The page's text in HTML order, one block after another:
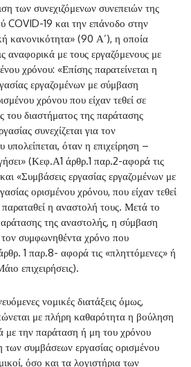
των συνεχιζόμενων συνεπειών της
COVID-19 και την επάνοδο στην
κανονικότητα» (90 Α’), η οποία
αναφορικά με τους εργαζόμενους με
χρόνου: «Επίσης παρατείνεται η
εργαζομένων με σύμβαση
χρόνου που είχαν τεθεί σε
διαστήματος της παράτασης
συνεχίζεται για τον
όταν η επιχείρηση –
(Κεφ.Α1 άρθρ.1 παρ.2-αφορά τις
και «Συμβάσεις εργασίας εργαζομένων με
ορισμένου χρόνου, που είχαν τεθεί
η αναστολή τους. Μετά το
της αναστολής, η σύμβαση
τον συμφωνηθέντα χρόνο που
1 παρ.8- αφορά τις «πληττόμενες» ή
επιχειρήσεις).
νομικές διατάξεις όμως,
με πλήρη καθαρότητα η βούληση
με την παράταση ή μη του χρόνου
των συμβάσεων εργασίας ορισμένου
όσο και τα λογιστήρια των